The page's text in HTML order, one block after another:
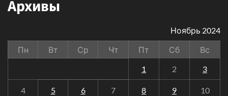
Архивы
Ноябрь 2024
Пн
Вт Ср Чт Пт Сб
Вс
1
2 3
4 5 6 7 8 9 10